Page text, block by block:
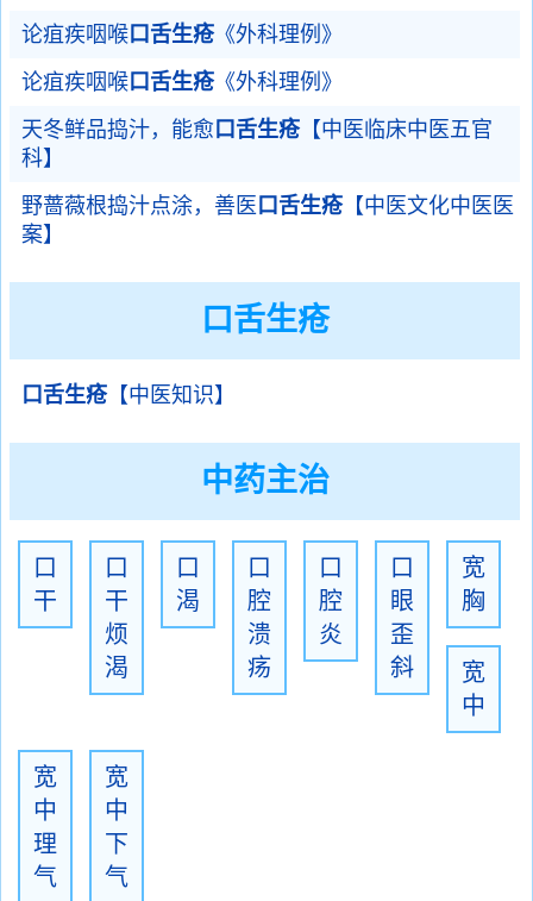
论疽疾咽喉 口舌生疮《外科理例》
论疽疾咽喉 口舌生疮《外科理例》
天冬鲜品捣汁，能愈 口舌生疮【中医临床中医五官
科】
野蔷薇根捣汁点涂，善医 口舌生疮【中医文化中医医
案】
口舌生疮
口舌生疮【中医知识】
中药主治
口
干
口
干
烦
渴
口
渴
口
腔
溃
疡
口
腔
炎
口
眼
歪
斜
宽
胸
宽
中
宽
中
理
气
宽
中
下
气